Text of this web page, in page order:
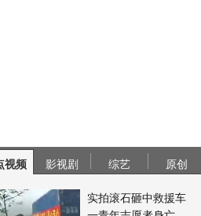
视频 影视剧 综艺 原创
实拍滚石砸中救援车